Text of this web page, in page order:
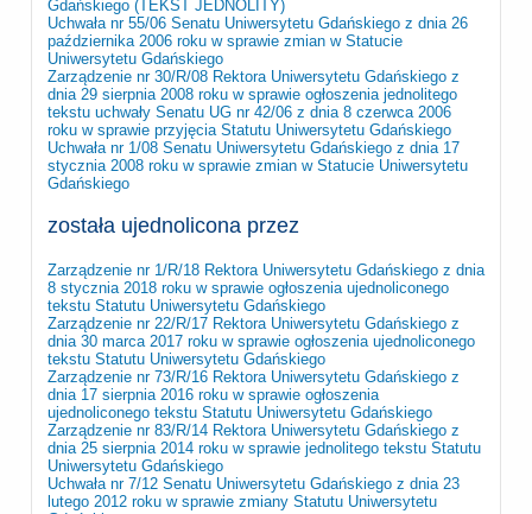
Gdańskiego (TEKST JEDNOLITY)
Uchwała nr 55/06 Senatu Uniwersytetu Gdańskiego z dnia 26
października 2006 roku w sprawie zmian w Statucie
Uniwersytetu Gdańskiego
Zarządzenie nr 30/R/08 Rektora Uniwersytetu Gdańskiego z
dnia 29 sierpnia 2008 roku w sprawie ogłoszenia jednolitego
tekstu uchwały Senatu UG nr 42/06 z dnia 8 czerwca 2006
roku w sprawie przyjęcia Statutu Uniwersytetu Gdańskiego
Uchwała nr 1/08 Senatu Uniwersytetu Gdańskiego z dnia 17
stycznia 2008 roku w sprawie zmian w Statucie Uniwersytetu
Gdańskiego
została ujednolicona przez
Zarządzenie nr 1/R/18 Rektora Uniwersytetu Gdańskiego z dnia
8 stycznia 2018 roku w sprawie ogłoszenia ujednoliconego
tekstu Statutu Uniwersytetu Gdańskiego
Zarządzenie nr 22/R/17 Rektora Uniwersytetu Gdańskiego z
dnia 30 marca 2017 roku w sprawie ogłoszenia ujednoliconego
tekstu Statutu Uniwersytetu Gdańskiego
Zarządzenie nr 73/R/16 Rektora Uniwersytetu Gdańskiego z
dnia 17 sierpnia 2016 roku w sprawie ogłoszenia
ujednoliconego tekstu Statutu Uniwersytetu Gdańskiego
Zarządzenie nr 83/R/14 Rektora Uniwersytetu Gdańskiego z
dnia 25 sierpnia 2014 roku w sprawie jednolitego tekstu Statutu
Uniwersytetu Gdańskiego
Uchwała nr 7/12 Senatu Uniwersytetu Gdańskiego z dnia 23
lutego 2012 roku w sprawie zmiany Statutu Uniwersytetu